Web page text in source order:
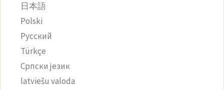
日本語
Polski
Русский
Türkçe
Српски језик
latviešu valoda